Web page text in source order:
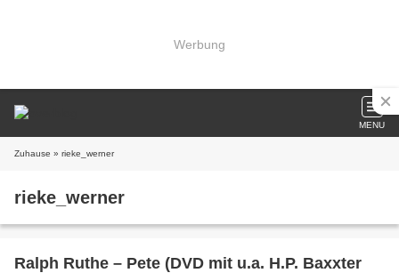
Werbung
MENU
Zuhause » rieke_werner
rieke_werner
Ralph Ruthe – Pete (DVD mit u.a. H.P. Baxxter